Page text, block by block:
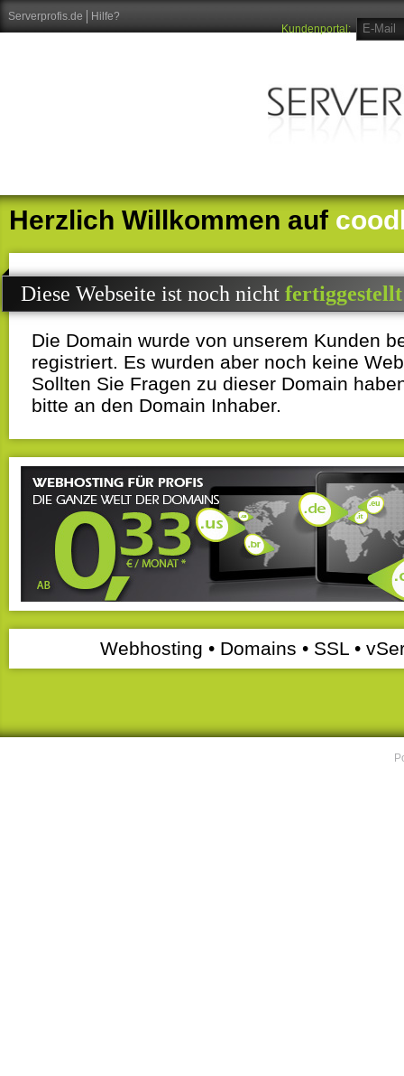
Serverprofis.de
Hilfe?
Kundenportal:
Herzlich Willkommen auf
Diese Webseite ist noch nicht fertiggestellt
Die Domain wurde von unserem Kunden
registriert. Es wurden aber noch keine
Sollten Sie Fragen zu dieser Domain
bitte an den Domain Inhaber.
Webhosting • Domains • SSL •